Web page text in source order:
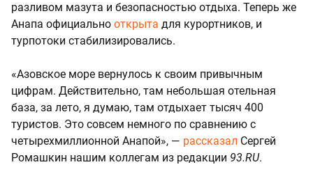
разливом мазута и безопасностью отдыха. Теперь же
Анапа официально открыта для курортников, и
турпотоки стабилизировались.
«Азовское море вернулось к своим привычным
цифрам. Действительно, там небольшая отельная
база, за лето, я думаю, там отдыхает тысяч 400
туристов. Это совсем немного по сравнению с
четырехмиллионной Анапой», — рассказал Сергей
Ромашкин нашим коллегам из редакции 93.RU.